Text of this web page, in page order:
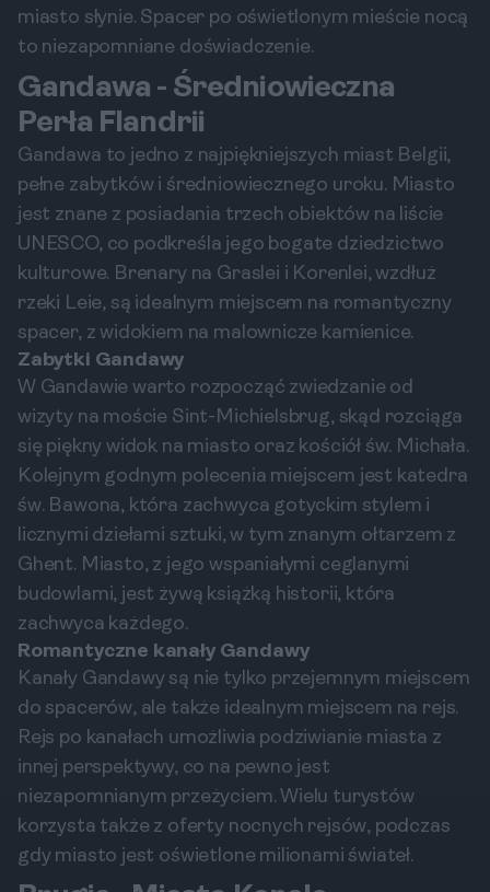
miasto słynie. Spacer po oświetlonym mieście nocą
to niezapomniane doświadczenie.
Gandawa - Średniowieczna
Perła Flandrii
Gandawa to jedno z najpiękniejszych miast Belgii,
pełne zabytków i średniowiecznego uroku. Miasto
jest znane z posiadania trzech obiektów na liście
UNESCO, co podkreśla jego bogate dziedzictwo
kulturowe. Brenary na Graslei i Korenlei, wzdłuż
rzeki Leie, są idealnym miejscem na romantyczny
spacer, z widokiem na malownicze kamienice.
Zabytki Gandawy
W Gandawie warto rozpocząć zwiedzanie od
wizyty na moście Sint-Michielsbrug, skąd rozciąga
się piękny widok na miasto oraz kościół św. Michała.
Kolejnym godnym polecenia miejscem jest katedra
św. Bawona, która zachwyca gotyckim stylem i
licznymi dziełami sztuki, w tym znanym ołtarzem z
Ghent. Miasto, z jego wspaniałymi ceglanymi
budowlami, jest żywą książką historii, która
zachwyca każdego.
Romantyczne kanały Gandawy
Kanały Gandawy są nie tylko przejemnym miejscem
do spacerów, ale także idealnym miejscem na rejs.
Rejs po kanałach umożliwia podziwianie miasta z
innej perspektywy, co na pewno jest
niezapomnianym przeżyciem. Wielu turystów
korzysta także z oferty nocnych rejsów, podczas
gdy miasto jest oświetlone milionami świateł.